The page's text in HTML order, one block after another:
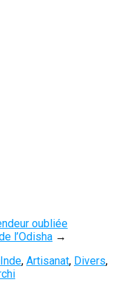
oubliée
l’Odisha →
, Artisanat, Divers,